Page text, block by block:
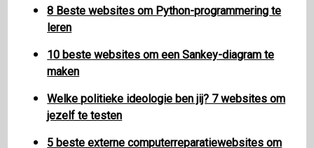
8 Beste websites om Python-programmering te
leren
10 beste websites om een ​​Sankey-diagram te
maken
Welke politieke ideologie ben jij? 7 websites om
jezelf te testen
5 beste externe computerreparatiewebsites om